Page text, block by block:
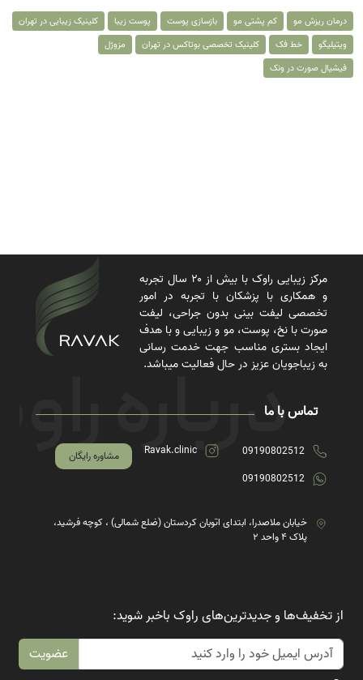
درمان ریزش مو کم پشتی مو بازسازی پوست پوست زیبا
کلینیک زیبایی در تهران
ویتیلیگو
خط فک کلینیک تخصصی بوتاکس در تهران
مزوژل
فیشیال صورت در ونک
مرکز زیبایی راوک با بیش از ۲۰ سال تجربه
و همکاری با پزشکان با تجربه در امور
تخصصی لیفت بینی بدون جراحی، لیفت
صورت با نخ، پوست، مو و زیبایی و با هدف
ایجاد بستری مناسب جهت خدمت رسانی
به زیباجویان عزیز در حال فعالیت میباشد.
تماس با ما
09190802512
09190802512
Ravak.clinic مشاوره رایگان
خیابان ملاصدرا، ابتدای اتوبان کردستان (ضلع شمالی) ، کوچه فرشید،
پلاک ۴ واحد ۲
از تخفیف‌ها و جدیدترین‌های راوک باخبر شوید:
عضویت